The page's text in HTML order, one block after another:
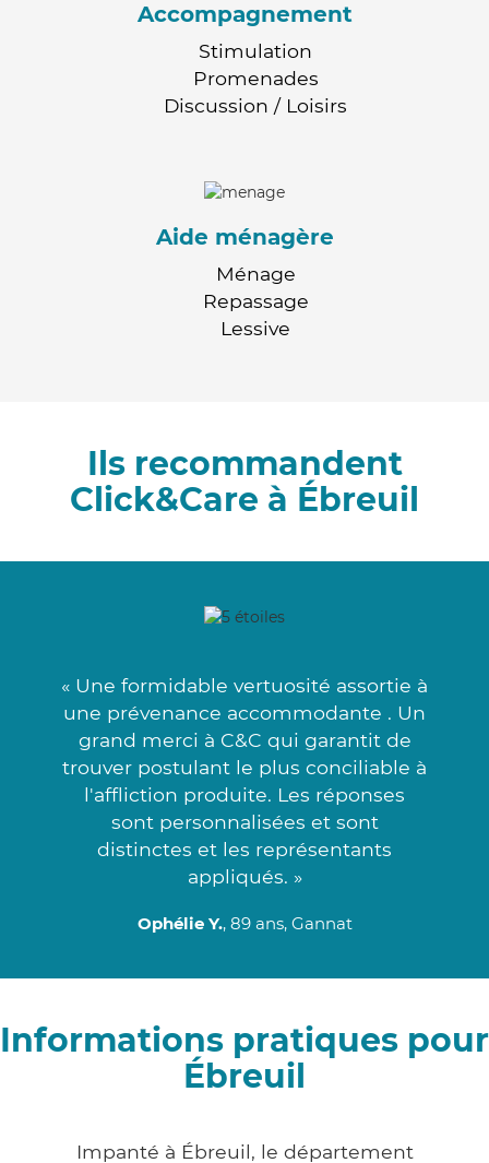
Accompagnement
Stimulation
Promenades
Discussion / Loisirs
Aide ménagère
Ménage
Repassage
Lessive
Ils recommandent
Click&Care à Ébreuil
« Une formidable vertuosité assortie à
une prévenance accommodante . Un
grand merci à C&C qui garantit de
trouver postulant le plus conciliable à
l'affliction produite. Les réponses
sont personnalisées et sont
distinctes et les représentants
appliqués. »
Ophélie Y., 89 ans, Gannat
Informations pratiques pour
Ébreuil
Impanté à Ébreuil, le département